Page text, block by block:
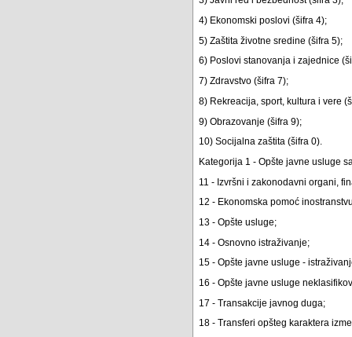
4) Ekonomski poslovi (šifra 4);
5) Zaštita životne sredine (šifra 5);
6) Poslovi stanovanja i zajednice
7) Zdravstvo (šifra 7);
8) Rekreacija, sport, kultura i vere
9) Obrazovanje (šifra 9);
10) Socijalna zaštita (šifra 0).
Kategorija 1 - Opšte javne usluge
11 - Izvršni i zakonodavni organi,
12 - Ekonomska pomoć
13 - Opšte usluge;
14 - Osnovno istraživanje;
15 - Opšte javne usluge -
16 - Opšte javne usluge
17 - Transakcije javnog duga;
18 - Transferi opšteg karaktera